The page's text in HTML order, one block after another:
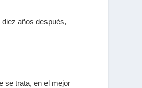
años después,
se trata, en el mejor